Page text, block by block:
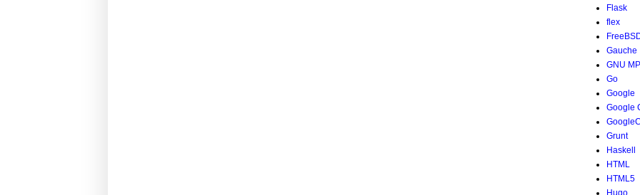
Flask
flex
Gauche
GNU
Go
Google
Google
Grunt
Haskell
HTML
HTML5